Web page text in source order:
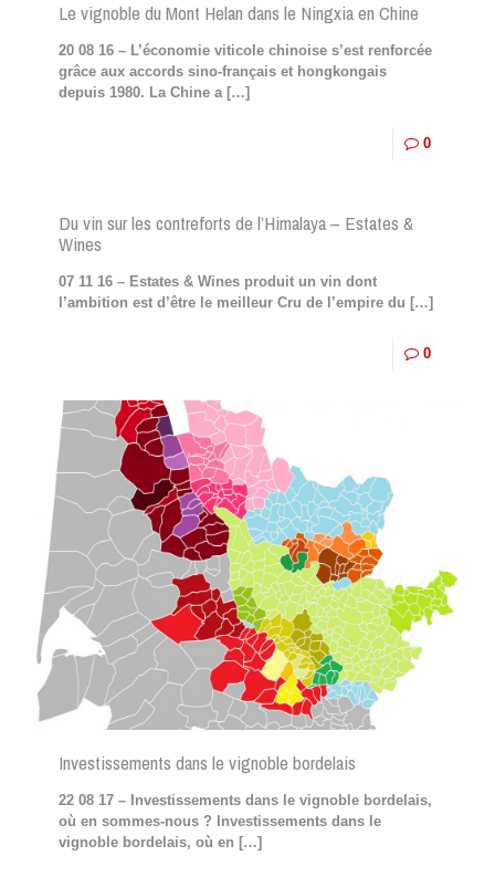
Le vignoble du Mont Helan dans le Ningxia en Chine
20 08 16 – L’économie viticole chinoise s’est renforcée
grâce aux accords sino-français et hongkongais
depuis 1980. La Chine a[…]
0
Du vin sur les contreforts de l’Himalaya – Estates &
Wines
07 11 16 – Estates & Wines produit un vin dont
l’ambition est d’être le meilleur Cru de l’empire du […]
0
Investissements dans le vignoble bordelais
22 08 17 – Investissements dans le vignoble bordelais,
où en sommes-nous ? Investissements dans le
vignoble bordelais, où en […]